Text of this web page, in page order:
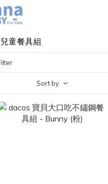
童餐具組
Sort by